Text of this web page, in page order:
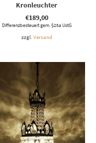
Kronleuchter
€189,00
Differenzbesteuert gem. §25a UstG
zzgl. Versand